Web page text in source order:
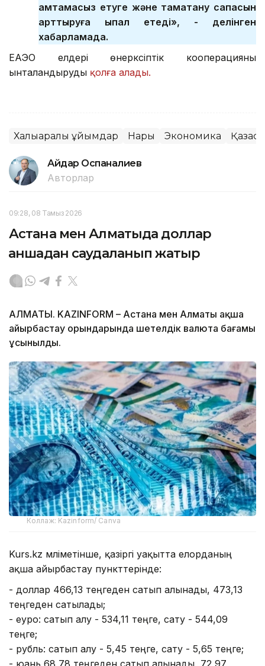
қамтамасыз етуге және тамақтану сапасын
арттыруға ықпал етеді», - делінген
хабарламада.
ЕАЭО елдері өнеркәсіптік кооперацияны
ынталандыруды қолға алады.
Халықаралық ұйымдар Нарық Экономика
Айдар Оспаналиев
Авторлар
09:28, 08 Тамыз 2026
Астана мен Алматыда доллар
қаншадан саудаланып жатыр
АЛМАТЫ. KAZINFORM – Астана мен Алматы ақша
айырбастау орындарында шетелдік валюта бағамы
ұсынылды.
Коллаж: Kazinform/ Canva
Kurs.kz мәліметінше, қазіргі уақытта елорданың
ақша айырбастау пункттерінде:
- доллар 466,13 теңгеден сатып алынады, 473,13
теңгеден сатылады;
- еуро: сатып алу - 534,11 теңге, сату - 544,09
теңге;
- рубль: сатып алу - 5,45 теңге, сату - 5,65 теңге;
- юань 68,78 теңгеден сатып алынады, 72,97